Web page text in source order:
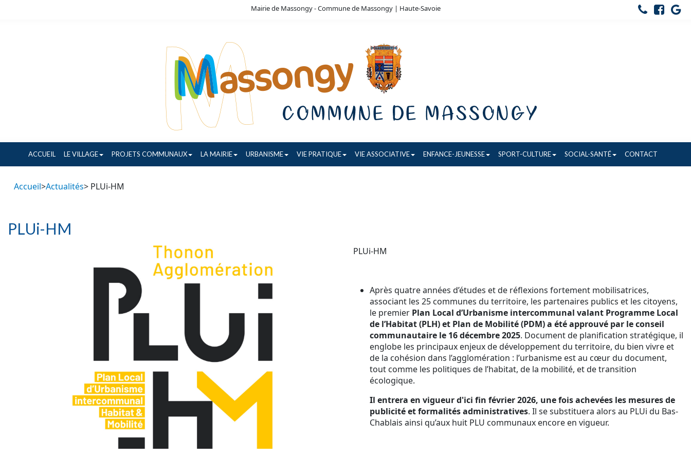
Mairie de Massongy - Commune de Massongy | Haute-Savoie
ACCUEIL LE VILLAGE PROJETS COMMUNAUX LA MAIRIE URBANISME VIE PRATIQUE VIE ASSOCIATIVE ENFANCE-JEUNESSE SPORT-CULTURE SOCIAL-SANTÉ CONTACT
Accueil>Actualités> PLUi-HM
PLUi-HM
PLUi-HM
Après quatre années d’études et de réflexions fortement mobilisatrices,
associant les 25 communes du territoire, les partenaires publics et les citoyens,
le premier Plan Local d’Urbanisme intercommunal valant Programme Local
de l’Habitat (PLH) et Plan de Mobilité (PDM) a été approuvé par le conseil
communautaire le 16 décembre 2025. Document de planification stratégique, il
englobe les principaux enjeux de développement du territoire, du bien vivre et
de la cohésion dans l’agglomération : l’urbanisme est au cœur du document,
tout comme les politiques de l’habitat, de la mobilité, et de transition
écologique.
Il entrera en vigueur d'ici fin février 2026, une fois achevées les mesures de
publicité et formalités administratives. Il se substituera alors au PLUi du Bas-
Chablais ainsi qu’aux huit PLU communaux encore en vigueur.